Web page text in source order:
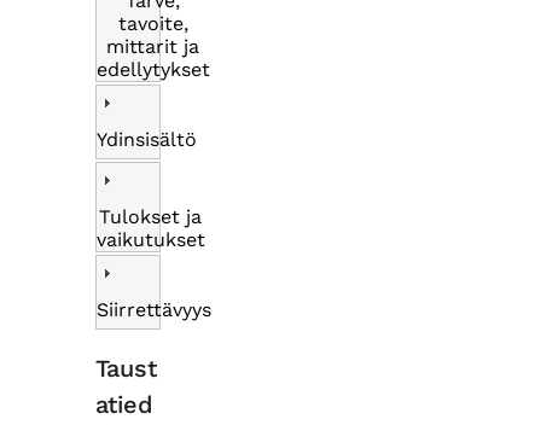
tavoite,
mittarit ja
edellytykset
Ydinsisältö
Tulokset ja
vaikutukset
Siirrettävyys
Taust
atied